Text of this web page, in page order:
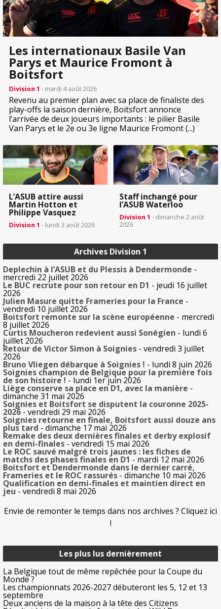
Les internationaux Basile Van
Parys et Maurice Fromont à
Boitsfort
Division 1 - mardi 4 août 2026
Revenu au premier plan avec sa place de finaliste des
play-offs la saison dernière, Boitsfort annonce
l’arrivée de deux joueurs importants : le pilier Basile
Van Parys et le 2e ou 3e ligne Maurice Fromont (...)
L’ASUB attire aussi
Martin Hotton et
Philippe Vasquez
Division 1 - lundi 3 août 2026
Staff inchangé pour
l’ASUB Waterloo
Division 1 - dimanche 2 août
2026
Les plus lus dernièrement
La Belgique tout de même repêchée pour la Coupe du
Monde ?
Les championnats 2026-2027 débuteront les 5, 12 et 13
septembre
Deux anciens de la maison à la tête des Citizens
Archives Division 1
Deplechin à l’ASUB et du Plessis à Dendermonde -
mercredi 22 juillet 2026
Le BUC recrute pour son retour en D1 - jeudi 16 juillet
2026
Julien Masure quitte Frameries pour la France -
vendredi 10 juillet 2026
Boitsfort remonte sur la scène européenne - mercredi
8 juillet 2026
Curtis Moucheron redevient aussi Sonégien - lundi 6
juillet 2026
Retour de Victor Simon à Soignies - vendredi 3 juillet
2026
Bruno Vliegen débarque à Soignies ! - lundi 8 juin 2026
Soignies champion de Belgique pour la première fois
de son histoire ! - lundi 1er juin 2026
Liège conserve sa place en D1, avec la manière -
dimanche 31 mai 2026
Soignies et Boitsfort se disputent la couronne 2025-
2026 - vendredi 29 mai 2026
Soignies retourne en finale, Boitsfort aussi douze ans
plus tard - dimanche 17 mai 2026
Remake des deux dernières finales et derby explosif
en demi-finales - vendredi 15 mai 2026
Le ROC sauvé malgré trois jaunes : les fiches de
matchs des phases finales en D1 - mardi 12 mai 2026
Boitsfort et Dendermonde dans le dernier carré,
Frameries et le ROC rassurés - dimanche 10 mai 2026
Qualification en demi-finales et maintien direct en
jeu - vendredi 8 mai 2026
Envie de remonter le temps dans nos archives ? Cliquez ici
!